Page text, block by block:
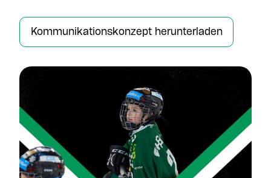
Kommunikationskonzept herunterladen